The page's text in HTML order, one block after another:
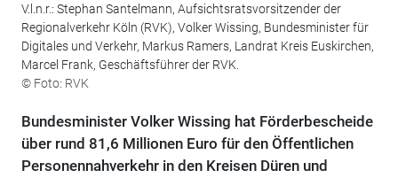
V.l.n.r.: Stephan Santelmann, Aufsichtsratsvorsitzender der
Regionalverkehr Köln (RVK), Volker Wissing, Bundesminister für
Digitales und Verkehr, Markus Ramers, Landrat Kreis Euskirchen,
Marcel Frank, Geschäftsführer der RVK.
© Foto: RVK
Bundesminister Volker Wissing hat Förderbescheide
über rund 81,6 Millionen Euro für den Öffentlichen
Personennahverkehr in den Kreisen Düren und